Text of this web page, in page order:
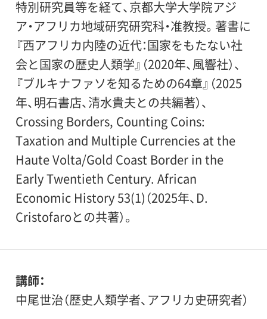
特別研究員等を経て、京都大学大学院アジ
ア・アフリカ地域研究研究科・准教授。著書に
『西アフリカ内陸の近代：国家をもたない社
会と国家の歴史人類学』（2020年、風響社）、
『ブルキナファソを知るための64章』（2025
年、明石書店、清水貴夫との共編著）、
Crossing Borders, Counting Coins:
Taxation and Multiple Currencies at the
Haute Volta/Gold Coast Border in the
Early Twentieth Century. African
Economic History 53(1)（2025年、D.
Cristofaroとの共著）。
講師
中尾世治（歴史人類学者、アフリカ史研究者）